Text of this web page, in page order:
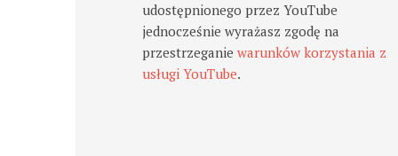
udostępnionego przez YouTube
jednocześnie wyrażasz zgodę na
przestrzeganiewarunków korzystania z
usługi YouTube.